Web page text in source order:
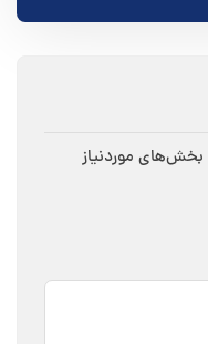
بخش‌های موردنیاز